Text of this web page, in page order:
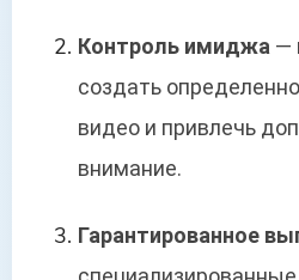
Контроль имиджа —
создать
видео и привлечь
внимание.
Гарантированное